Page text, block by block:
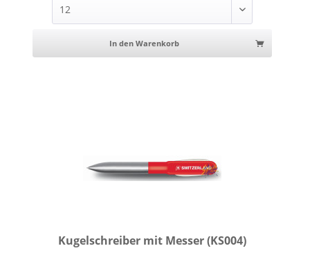
In den Warenkorb
Kugelschreiber mit Messer (KS004)